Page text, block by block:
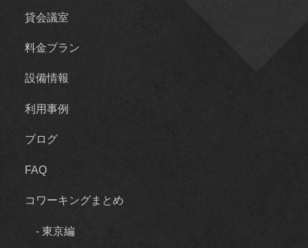
貸会議室
料金プラン
設備情報
利用事例
ブログ
FAQ
コワーキングまとめ
- 東京編